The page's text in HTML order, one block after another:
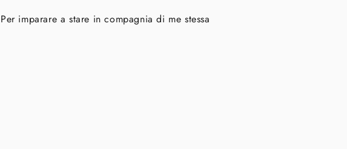
Per imparare a stare in compagnia di me stessa